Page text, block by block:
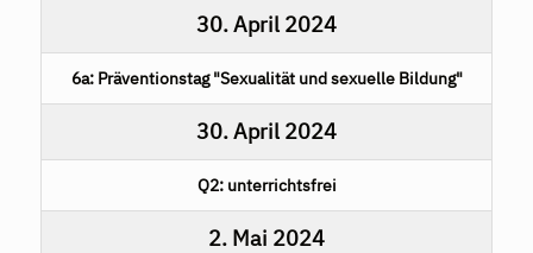
30. April 2024
6a: Präventionstag "Sexualität und sexuelle Bildung"
30. April 2024
Q2: unterrichtsfrei
2. Mai 2024